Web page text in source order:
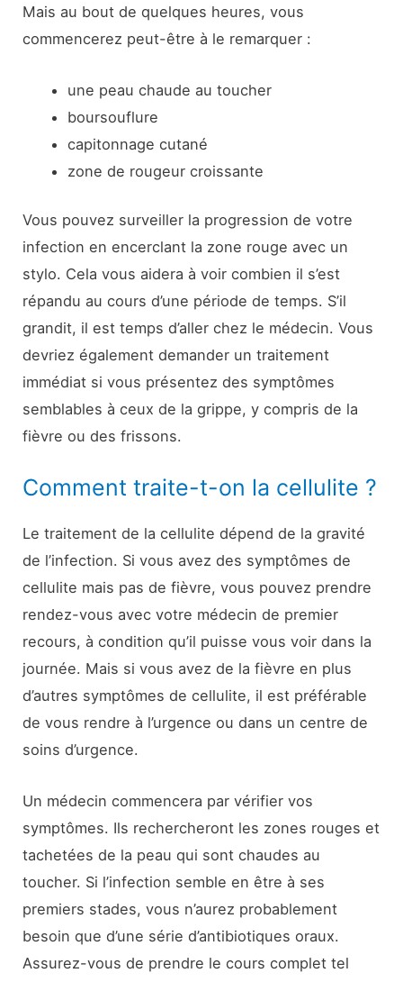
Mais au bout de quelques heures, vous
commencerez peut-être à le remarquer :
une peau chaude au toucher
boursouflure
capitonnage cutané
zone de rougeur croissante
Vous pouvez surveiller la progression de votre
infection en encerclant la zone rouge avec un
stylo. Cela vous aidera à voir combien il s’est
répandu au cours d’une période de temps. S’il
grandit, il est temps d’aller chez le médecin. Vous
devriez également demander un traitement
immédiat si vous présentez des symptômes
semblables à ceux de la grippe, y compris de la
fièvre ou des frissons.
Comment traite-t-on la cellulite ?
Le traitement de la cellulite dépend de la gravité
de l’infection. Si vous avez des symptômes de
cellulite mais pas de fièvre, vous pouvez prendre
rendez-vous avec votre médecin de premier
recours, à condition qu’il puisse vous voir dans la
journée. Mais si vous avez de la fièvre en plus
d’autres symptômes de cellulite, il est préférable
de vous rendre à l’urgence ou dans un centre de
soins d’urgence.
Un médecin commencera par vérifier vos
symptômes. Ils rechercheront les zones rouges et
tachetées de la peau qui sont chaudes au
toucher. Si l’infection semble en être à ses
premiers stades, vous n’aurez probablement
besoin que d’une série d’antibiotiques oraux.
Assurez-vous de prendre le cours complet tel